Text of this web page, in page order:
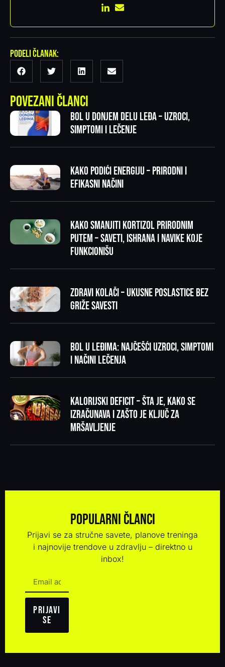
Podeli članak:
Povezani članci
Bol u donjem delu leđa – uzroci,
simptomi i lečenje
Kako podići energiju – prirodni i
efikasni načini
Kako smanjiti kortizol prirodnim
putem – saveti, ishrana i navike koje
funkcionišu
Zdravi kolači – ukusne poslastice bez
griže savesti
Bol u leđima: najčešći uzroci, simptomi
i načini lečenja
Kalorijski deficit – šta je, kako se
izračunava i zašto je ključ za
mršavljenje
Popularni članci
Prijavi se za stručne savete, planove treninga
i najnovije trendove u zdravlju – direktno u
inbox!
Prijavi
se